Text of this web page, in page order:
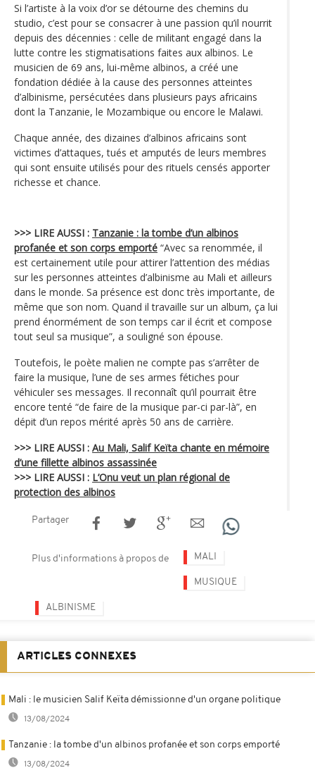
Si l’artiste à la voix d’or se détourne des chemins du
studio, c’est pour se consacrer à une passion qu’il nourrit
depuis des décennies : celle de militant engagé dans la
lutte contre les stigmatisations faites aux albinos. Le
musicien de 69 ans, lui-même albinos, a créé une
fondation dédiée à la cause des personnes atteintes
d’albinisme, persécutées dans plusieurs pays africains
dont la Tanzanie, le Mozambique ou encore le Malawi.
Chaque année, des dizaines d’albinos africains sont
victimes d’attaques, tués et amputés de leurs membres
qui sont ensuite utilisés pour des rituels censés apporter
richesse et chance.
>>> LIRE AUSSI : Tanzanie : la tombe d’un albinos
profanée et son corps emporté “Avec sa renommée, il
est certainement utile pour attirer l’attention des médias
sur les personnes atteintes d’albinisme au Mali et ailleurs
dans le monde. Sa présence est donc très importante, de
même que son nom. Quand il travaille sur un album, ça lui
prend énormément de son temps car il écrit et compose
tout seul sa musique”, a souligné son épouse.
Toutefois, le poète malien ne compte pas s’arrêter de
faire la musique, l’une de ses armes fétiches pour
véhiculer ses messages. Il reconnaît qu’il pourrait être
encore tenté “de faire de la musique par-ci par-là”, en
dépit d’un repos mérité après 50 ans de carrière.
>>> LIRE AUSSI : Au Mali, Salif Keïta chante en mémoire
d’une fillette albinos assassinée
>>> LIRE AUSSI : L’Onu veut un plan régional de
protection des albinos
Partager
Plus d'informations à propos de MALI
MUSIQUE
ALBINISME
ARTICLES CONNEXES
Mali : le musicien Salif Keïta démissionne d'un organe politique
13/08/2024
Tanzanie : la tombe d'un albinos profanée et son corps emporté
13/08/2024